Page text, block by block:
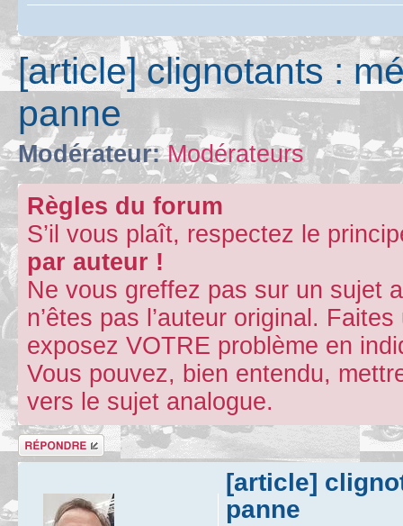
[article] clignotants :
panne
Modérateur: Modérateurs
Règles du forum
S’il vous plaît, respectez le
par auteur !
Ne vous greffez pas sur un sujet
n’êtes pas l’auteur original.
exposez VOTRE problème en
Vous pouvez, bien entendu,
vers le sujet analogue.
Répondre
[article]
panne